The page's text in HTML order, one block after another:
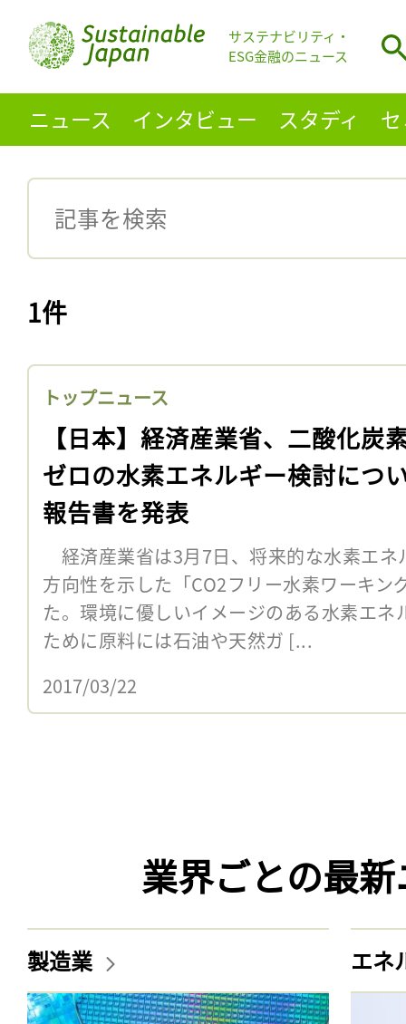
サステナビリティ・
ESG金融のニュース
ニュース インタビュー スタディ
1件
トップニュース
【日本】経済産業省、二酸化炭
ゼロの水素エネルギー検討につ
報告書を発表
経済産業省は3月7日、将来的な水素エネ
方向性を示した「CO2フリー水素ワーキン
た。環境に優しいイメージのある水素エ
ために原料には石油や天然ガ [...
2017/03/22
業界ごとの最
製造業 エネ